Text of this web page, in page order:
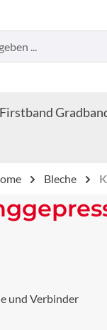
Firstband
Bleche